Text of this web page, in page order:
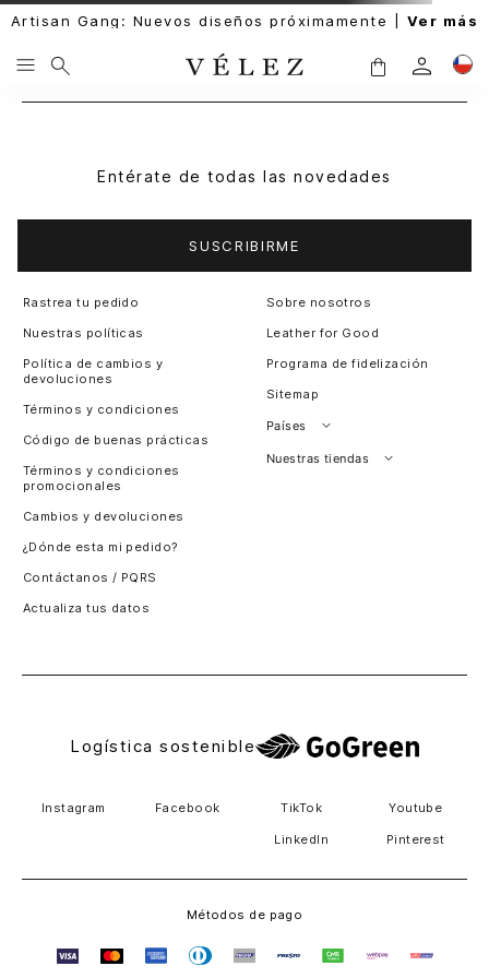
Artisan Gang: Nuevos diseños próximamente | Ver más
Entérate de todas las novedades
SUSCRIBIRME
Rastrea tu pedido
Nuestras políticas
Política de cambios y
devoluciones
Términos y condiciones
Código de buenas prácticas
Términos y condiciones
promocionales
Cambios y devoluciones
¿Dónde esta mi pedido?
Contáctanos / PQRS
Actualiza tus datos
Sobre nosotros
Leather for Good
Programa de fidelización
Sitemap
Países
Perú
Nuestras tiendas
Logística sostenible
Instagram Facebook TikTok Youtube
LinkedIn Pinterest
Métodos de pago